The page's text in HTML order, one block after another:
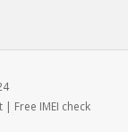
| Free IMEI check